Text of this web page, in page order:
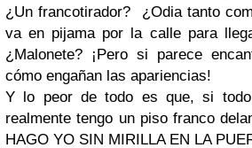
¿Un francotirador? ¿Odia tanto
va en pijama por la calle para
¿Malonete? ¡Pero si parece
cómo engañan las apariencias!
Y lo peor de todo es que, si
realmente tengo un piso franco
HAGO YO SIN MIRILLA EN LA